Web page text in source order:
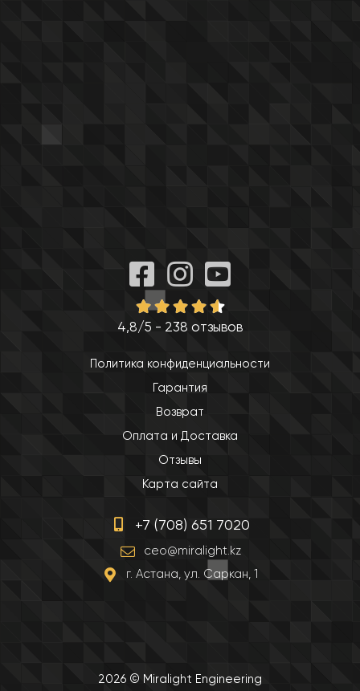
4,8/5 - 238 отзывов
Политика конфиденциальности
Гарантия
Возврат
Оплата и Доставка
Отзывы
Карта сайта
+7 (708) 651 7020
ceo@miralight.kz
г. Астана, ул. Саркан, 1
2026 © Miralight Engineering